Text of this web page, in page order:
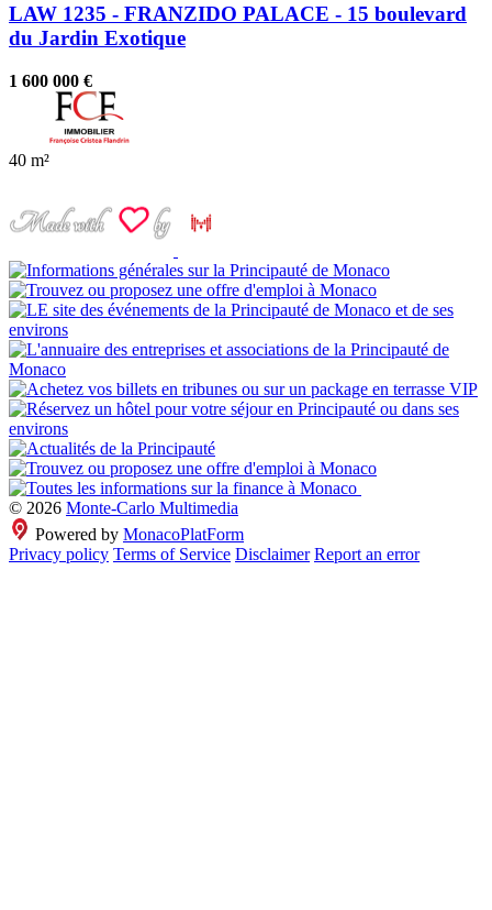
LAW 1235 - FRANZIDO PALACE - 15 boulevard
du Jardin Exotique
1 600 000 €
40 m²
© 2026 Monte-Carlo Multimedia
Powered by MonacoPlatForm
Privacy policy Terms of Service Disclaimer Report an error